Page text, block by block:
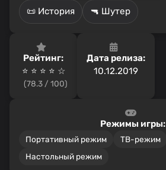
📜 История 🔫 Шутер
Рейтинг:
⭐ ⭐ ⭐ ⭐️ ☆
(78.3 / 100)
Дата релиза:
10.12.2019
Режимы игры:
Портативный режим
ТВ-режим
Настольный режим